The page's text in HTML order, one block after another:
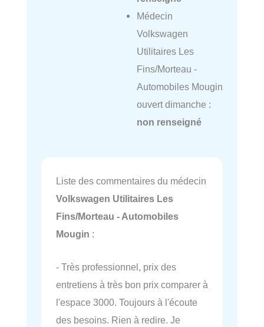
Médecin
Volkswagen
Utilitaires Les
Fins/Morteau -
Automobiles Mougin
ouvert dimanche :
non renseigné
Liste des commentaires du médecin
Volkswagen Utilitaires Les
Fins/Morteau - Automobiles
Mougin :
- Très professionnel, prix des
entretiens à très bon prix comparer à
l'espace 3000. Toujours à l'écoute
des besoins. Rien à redire. Je